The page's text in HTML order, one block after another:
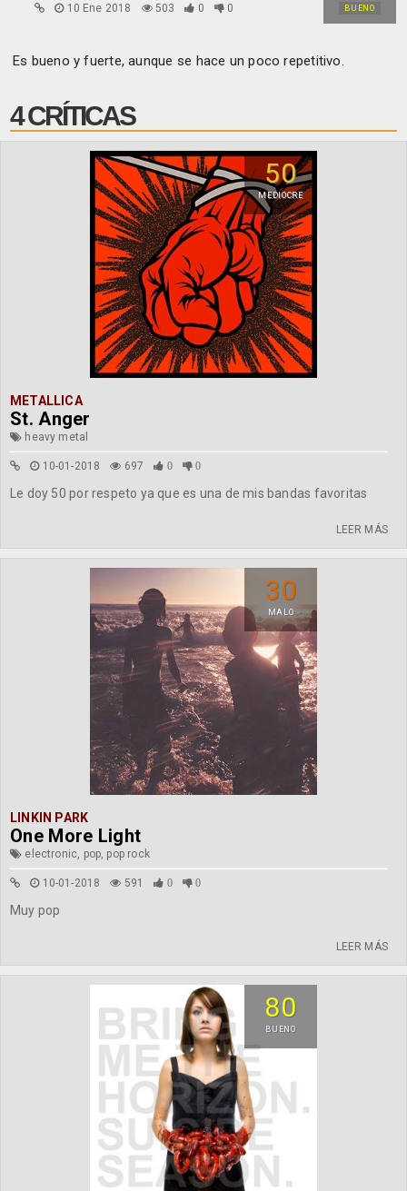
BUENO
10 Ene 2018 503 0 0
Es bueno y fuerte, aunque se hace un poco repetitivo.
4 CRÍTICAS
50
MEDIOCRE
METALLICA
St. Anger
heavy metal
10-01-2018 697 0 0
Le doy 50 por respeto ya que es una de mis bandas favoritas
LEER MÁS
30
MALO
LINKIN PARK
One More Light
electronic, pop, pop rock
10-01-2018 591 0 0
Muy pop
LEER MÁS
80
BUENO